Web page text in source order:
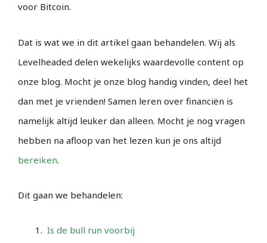
voor Bitcoin.
Dat is wat we in dit artikel gaan behandelen. Wij als
Levelheaded delen wekelijks waardevolle content op
onze blog. Mocht je onze blog handig vinden, deel het
dan met je vrienden! Samen leren over financiën is
namelijk altijd leuker dan alleen. Mocht je nog vragen
hebben na afloop van het lezen kun je ons altijd
bereiken.
Dit gaan we behandelen:
Is de bull run voorbij